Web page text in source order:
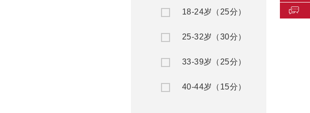
18-24岁（25分）
25-32岁（30分）
33-39岁（25分）
40-44岁（15分）